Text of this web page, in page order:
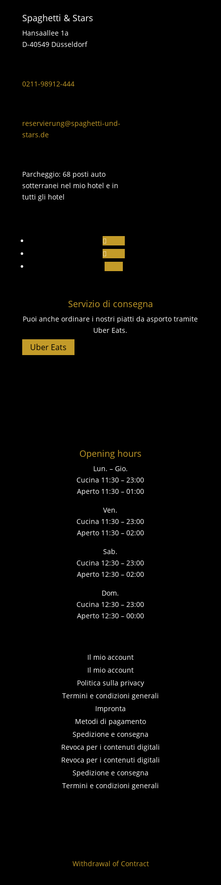
Spaghetti & Stars
Hansaallee 1a
D-40549 Düsseldorf
0211-98912-444
reservierung@spaghetti-und-
stars.de
Parcheggio: 68 posti auto
sotterranei nel mio hotel e in
tutti gli hotel
Servizio di consegna
Puoi anche ordinare i nostri piatti da asporto tramite
Uber Eats.
Uber Eats
Opening hours
Lun. – Gio.
Cucina 11:30 – 23:00
Aperto 11:30 – 01:00
Ven.
Cucina 11:30 – 23:00
Aperto 11:30 – 02:00
Sab.
Cucina 12:30 – 23:00
Aperto 12:30 – 02:00
Dom.
Cucina 12:30 – 23:00
Aperto 12:30 – 00:00
Il mio account
Il mio account
Politica sulla privacy
Termini e condizioni generali
Impronta
Metodi di pagamento
Spedizione e consegna
Revoca per i contenuti digitali
Revoca per i contenuti digitali
Spedizione e consegna
Termini e condizioni generali
Withdrawal of Contract